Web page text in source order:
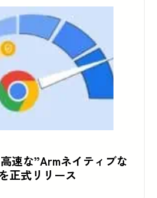
速な”Armネイティブな
正式リリース